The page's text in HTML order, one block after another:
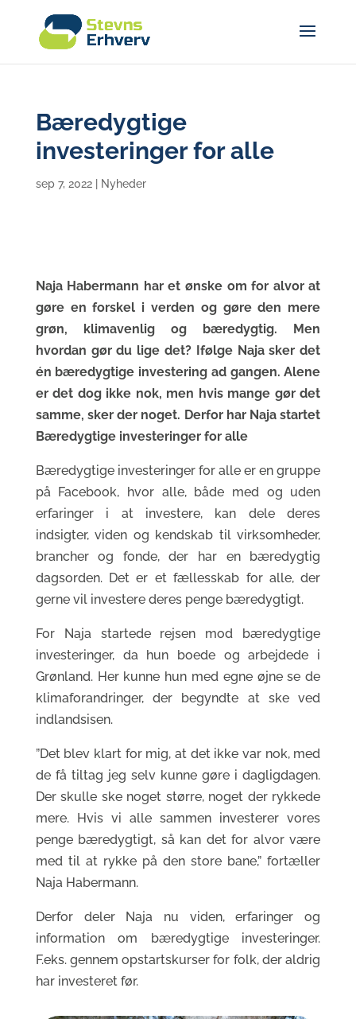
Bæredygtige
investeringer for alle
sep 7, 2022| Nyheder
Naja Habermann har et ønske om for alvor at
gøre en forskel i verden og gøre den mere
grøn, klimavenlig og bæredygtig. Men
hvordan gør du lige det? Ifølge Naja sker det
én bæredygtige investering ad gangen. Alene
er det dog ikke nok, men hvis mange gør det
samme, sker der noget. Derfor har Naja startet
Bæredygtige investeringer for alle
Bæredygtige investeringer for alle er en gruppe
på Facebook, hvor alle, både med og uden
erfaringer i at investere, kan dele deres
indsigter, viden og kendskab til virksomheder,
brancher og fonde, der har en bæredygtig
dagsorden. Det er et fællesskab for alle, der
gerne vil investere deres penge bæredygtigt.
For Naja startede rejsen mod bæredygtige
investeringer, da hun boede og arbejdede i
Grønland. Her kunne hun med egne øjne se de
klimaforandringer, der begyndte at ske ved
indlandsisen.
”Det blev klart for mig, at det ikke var nok, med
de få tiltag jeg selv kunne gøre i dagligdagen.
Der skulle ske noget større, noget der rykkede
mere. Hvis vi alle sammen investerer vores
penge bæredygtigt, så kan det for alvor være
med til at rykke på den store bane,” fortæller
Naja Habermann.
Derfor deler Naja nu viden, erfaringer og
information om bæredygtige investeringer.
F.eks. gennem opstartskurser for folk, der aldrig
har investeret før.